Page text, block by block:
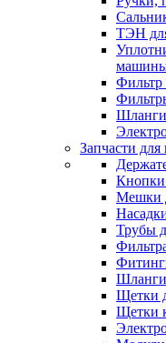
ТЭН
Фильтр
Запчасти для
Кнопки
Мешки
Трубы
Шланги
Щетки
Щетки